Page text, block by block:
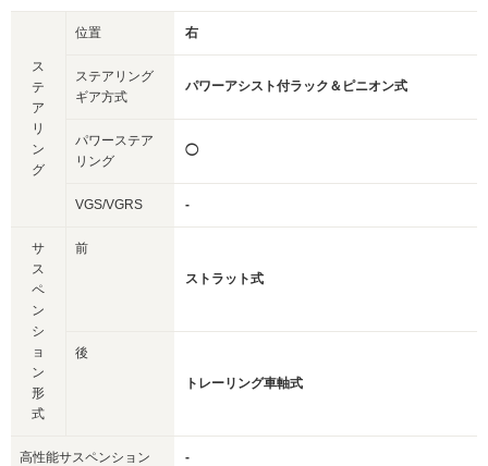
ス
テ
ア
リ
ン
グ
位置 右
ステアリング
ギア方式
パワーアシスト付ラック＆ピニオン式
パワーステア
リング
◯
VGS/VGRS -
サ
ス
ペ
ン
シ
ョ
ン
形
式
前
ストラット式
後
トレーリング車軸式
高性能サスペンション -